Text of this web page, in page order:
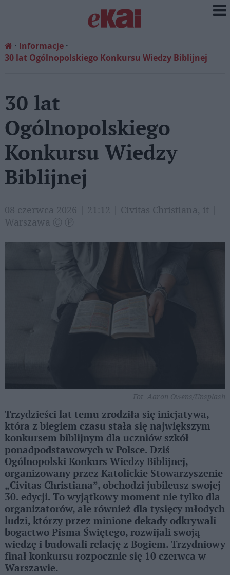
Informacje
30 lat Ogólnopolskiego Konkursu Wiedzy Biblijnej
30 lat
Ogólnopolskiego
Konkursu Wiedzy
Biblijnej
08 czerwca 2026 | 21:12 | Civitas Christiana, it |
Warszawa Ⓒ Ⓟ
Fot. Aaron Owens/Unsplash
Trzydzieści lat temu zrodziła się inicjatywa,
która z biegiem czasu stała się największym
konkursem biblijnym dla uczniów szkół
ponadpodstawowych w Polsce. Dziś
Ogólnopolski Konkurs Wiedzy Biblijnej,
organizowany przez Katolickie Stowarzyszenie
„Civitas Christiana”, obchodzi jubileusz swojej
30. edycji. To wyjątkowy moment nie tylko dla
organizatorów, ale również dla tysięcy młodych
ludzi, którzy przez minione dekady odkrywali
bogactwo Pisma Świętego, rozwijali swoją
wiedzę i budowali relację z Bogiem. Trzydniowy
finał konkursu rozpocznie się 10 czerwca w
Warszawie.